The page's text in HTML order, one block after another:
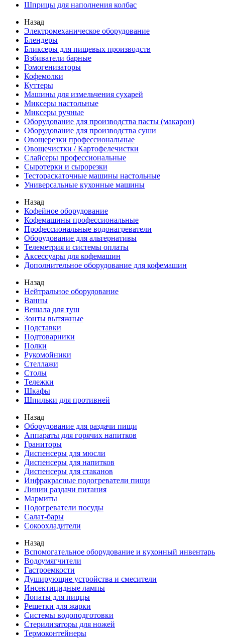
Шприцы для наполнения колбас
Назад
Электромеханическое оборудование
Блендеры
Бликсеры для пищевых производств
Взбиватели барные
Гомогенизаторы
Кофемолки
Куттеры
Машины для измельчения сухарей
Миксеры настольные
Миксеры ручные
Оборудование для производства пасты (макарон)
Оборудование для производства суши
Овощерезки профессиональные
Овощечистки / Картофелечистки
Слайсеры профессиональные
Сыротерки и сырорезки
Тестораскаточные машины настольные
Универсальные кухонные машины
Назад
Кофейное оборудование
Кофемашины профессиональные
Профессиональные водонагреватели
Оборудование для альтернативы
Телеметрия и системы оплаты
Аксессуары для кофемашин
Дополнительное оборудование для кофемашин
Назад
Нейтральное оборудование
Ванны
Вешала для туш
Зонты вытяжные
Подставки
Подтоварники
Полки
Рукомойники
Стеллажи
Столы
Тележки
Шкафы
Шпильки для противней
Назад
Оборудование для раздачи пищи
Аппараты для горячих напитков
Граниторы
Диспенсеры для мюсли
Диспенсеры для напитков
Диспенсеры для стаканов
Инфракрасные подогреватели пищи
Линии раздачи питания
Мармиты
Подогреватели посуды
Салат-бары
Сокоохладители
Назад
Вспомогательное оборудование и кухонный инвентарь
Водоумягчители
Гастроемкости
Душирующие устройства и смесители
Инсектицидные лампы
Лопаты для пиццы
Решетки для жарки
Системы водоподготовки
Стерилизаторы для ножей
Термоконтейнеры